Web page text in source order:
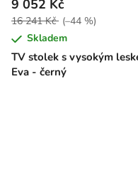
TV stolek s vysokým
Eva - černý
9 052 Kč
16 241 Kč (–44 %)
Skladem